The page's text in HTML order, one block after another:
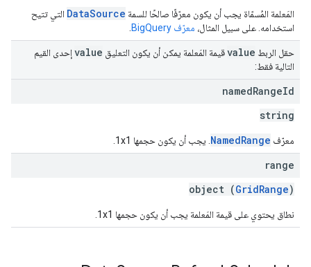
المَعلمة المُسمّاة يجب أن يكون معرّفًا صالحًا للسمة DataSource التي تتيح
استخدامه. على سبيل المثال، معرّف BigQuery
حقل الربط valueقيمة المَعلمة يمكن أن يكون التعليق value إحدى القيم
التالية فقط:
namedRangeId
string
معرّف NamedRange . يجب أن يكون حجمها 1x1.
range
object (GridRange)
نطاق يحتوي على قيمة المَعلمة يجب أن يكون حجمها 1x1.